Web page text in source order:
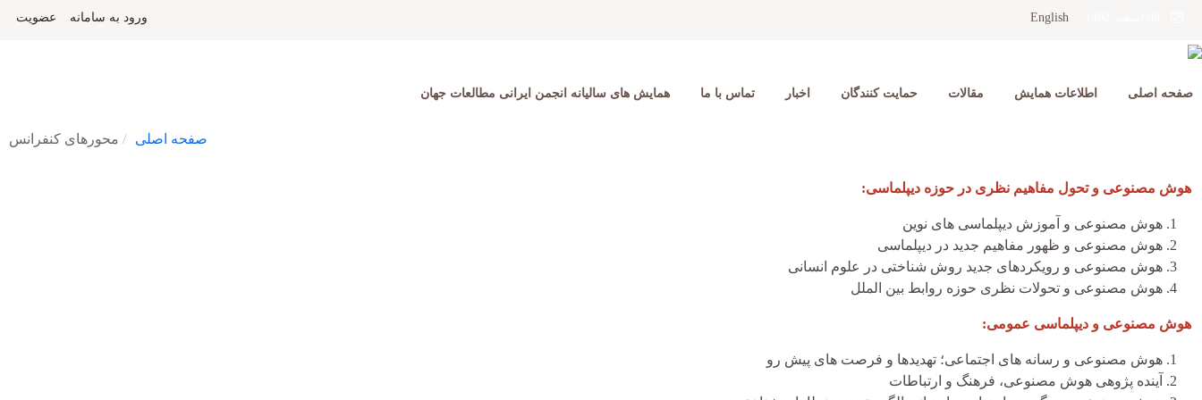
English ورود به سامانه عضویت
صفحه اصلی اطلاعات همایش مقالات حمایت کنندگان اخبار تماس با ما همایش های سالیانه انجمن ایرانی مطالعات جهان
صفحه اصلی محورهای کنفرانس
هوش مصنوعی و تحول مفاهیم نظری در حوزه دیپلماسی:
هوش مصنوعی و آموزش دیپلماسی های نوین
هوش مصنوعی و ظهور مفاهیم جدید در دیپلماسی
هوش مصنوعی و رویکردهای جدید روش شناختی در علوم انسانی
هوش مصنوعی و تحولات نظری حوزه روابط بین الملل
هوش مصنوعی و دیپلماسی عمومی:
هوش مصنوعی و رسانه های اجتماعی‌؛ تهدیدها و فرصت های پیش رو
آینده پژوهی هوش مصنوعی، فرهنگ و ارتباطات